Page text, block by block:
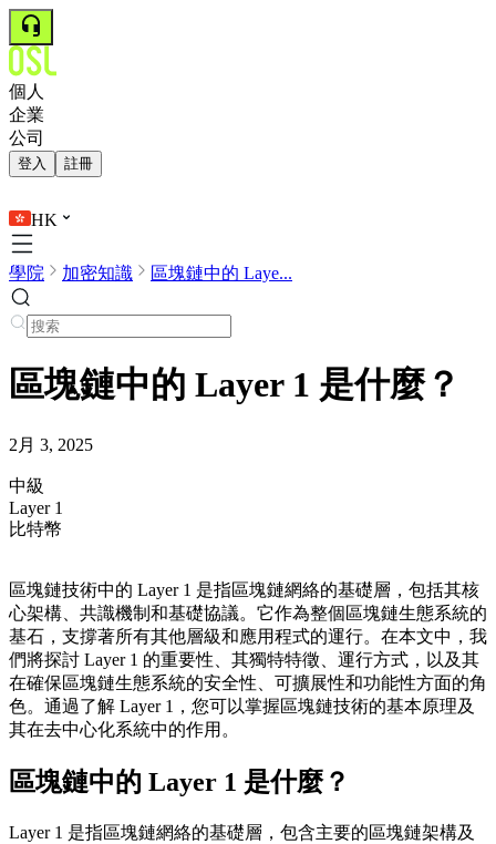
個人
企業
公司
登入 註冊
HK
學院 加密知識 區塊鏈中的 Laye...
區塊鏈中的 Layer 1 是什麼？
2月 3, 2025
中級
Layer 1
比特幣
區塊鏈技術中的 Layer 1 是指區塊鏈網絡的基礎層，包括其核
心架構、共識機制和基礎協議。它作為整個區塊鏈生態系統的
基石，支撐著所有其他層級和應用程式的運行。在本文中，我
們將探討 Layer 1 的重要性、其獨特特徵、運行方式，以及其
在確保區塊鏈生態系統的安全性、可擴展性和功能性方面的角
色。通過了解 Layer 1，您可以掌握區塊鏈技術的基本原理及
其在去中心化系統中的作用。
區塊鏈中的 Layer 1 是什麼？
Layer 1 是指區塊鏈網絡的基礎層，包含主要的區塊鏈架構及